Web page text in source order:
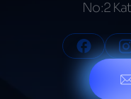
No:2